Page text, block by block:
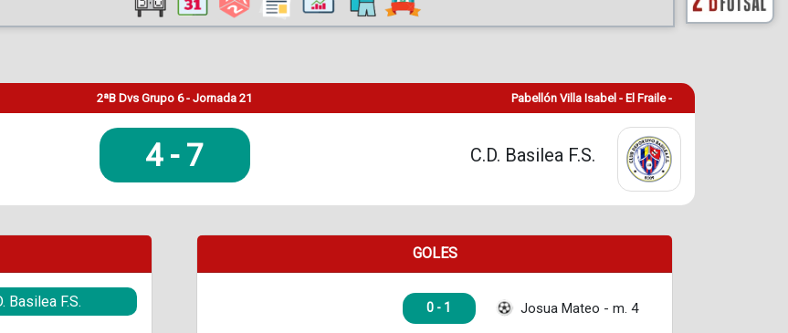
2ªB Dvs Grupo 6 - Jornada 21 Pabellón Villa Isabel - El Fraile -
4- 7 C.D. Basilea F.S.
Basilea F.S.
GOLES
0 - 1 Josua Mateo - m. 4